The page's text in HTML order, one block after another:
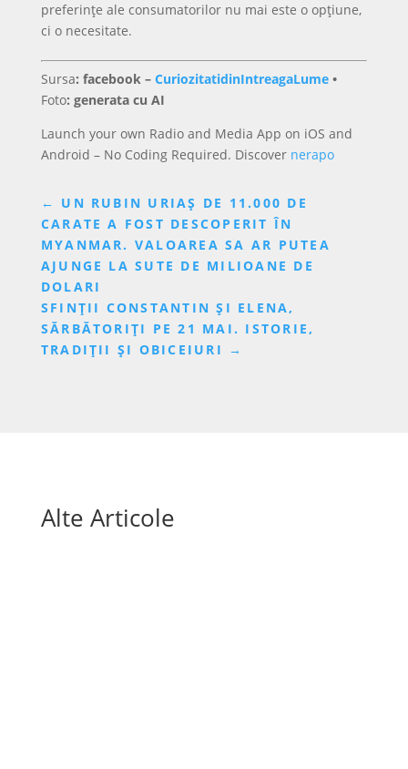
preferințe ale consumatorilor nu mai este o opțiune,
ci o necesitate.
Sursa: facebook – CuriozitatidinIntreagaLume•
Foto: generata cu AI
Launch your own Radio and Media App on iOS and
Android – No Coding Required. Discover nerapo
← UN RUBIN URIAȘ DE 11.000 DE
CARATE A FOST DESCOPERIT ÎN
MYANMAR. VALOAREA SA AR PUTEA
AJUNGE LA SUTE DE MILIOANE DE
DOLARI
SFINȚII CONSTANTIN ȘI ELENA,
SĂRBĂTORIȚI PE 21 MAI. ISTORIE,
TRADIȚII ȘI OBICEIURI →
Alte Articole